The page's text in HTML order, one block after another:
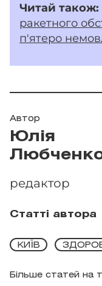
Читай також:
ракетного
п'ятеро
Автор
Юлія
редактор
Статті автора
Більше статей на
КИЇВ